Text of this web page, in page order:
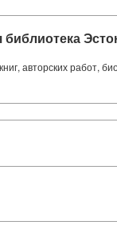
библиотека
авторских работ,